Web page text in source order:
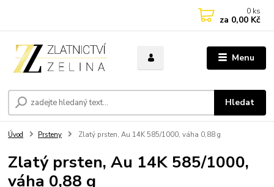
Menu
Hledat
0 ks
za 0,00 Kč
Úvod Prsteny Zlatý prsten, Au 14K 585/1000, váha 0,88 g
Zlatý prsten, Au 14K 585/1000,
váha 0,88 g